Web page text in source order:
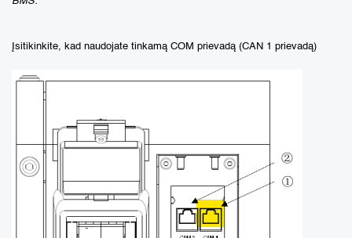
Įsitikinkite, kad naudojate tinkamą COM prievadą (CAN 1 prievadą)